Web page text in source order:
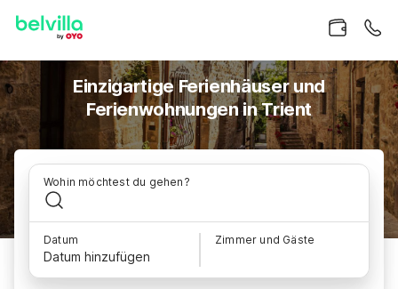
Einzigartige Ferienhäuser und
Ferienwohnungen in Trient
Wohin möchtest du gehen?
Datum
Datum hinzufügen
Zimmer und Gäste